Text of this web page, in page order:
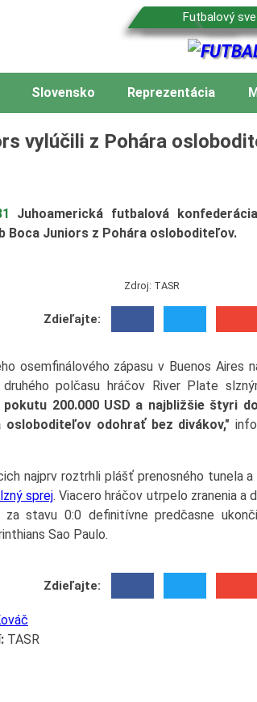
Slovensko Reprezentácia
vylúčili z Pohára
Juhoamerická futbalová
Boca Juniors z Pohára osloboditeľov.
Zdroj: TASR
Zdieľajte:
osemfinálového zápasu v Buenos Aires
polčasu hráčov River Plate
200.000 USD a najbližšie štyri
osloboditeľov odohrať bez divákov,"
najprv roztrhli plášť prenosného tunela a
sprej. Viacero hráčov utrpelo zranenia a
za stavu 0:0 definitívne predčasne
Sao Paulo.
Zdieľajte:
TASR